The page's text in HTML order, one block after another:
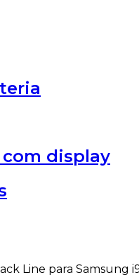
display